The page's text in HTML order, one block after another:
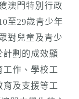
澳門特別行政
至29歲青少年
對兒童及青少
劃的成效顯
工作、學校工
及支援等工